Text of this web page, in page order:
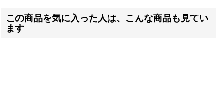
この商品を気に入った人は、こんな商品も見てい
ます